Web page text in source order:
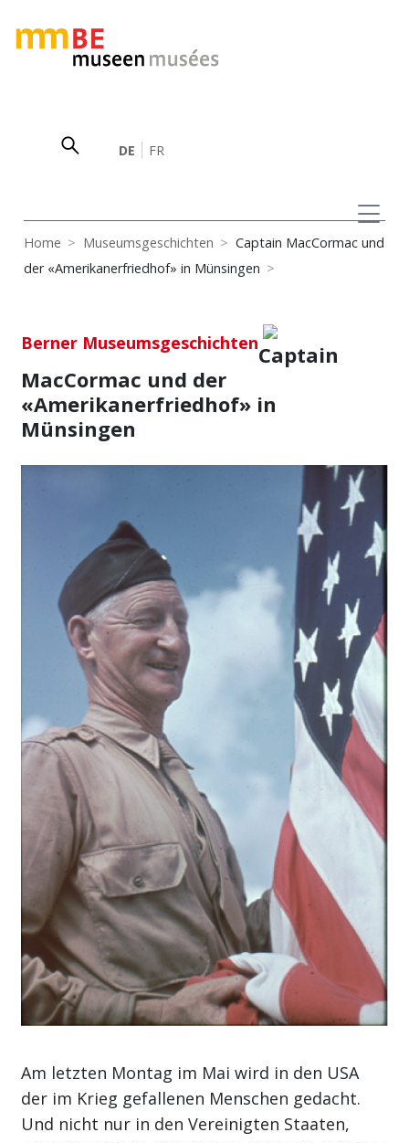
DE FR
Home Museumsgeschichten
Captain MacCormac und
der «Amerikanerfriedhof» in Münsingen
Berner MuseumsgeschichtenCaptain
MacCormac und der
«Amerikanerfriedhof» in
Münsingen
Am letzten Montag im Mai wird in den USA
der im Krieg gefallenen Menschen gedacht.
Und nicht nur in den Vereinigten Staaten,